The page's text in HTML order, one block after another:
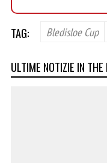
TAG: Bledisloe Cup
ULTIME NOTIZIE IN